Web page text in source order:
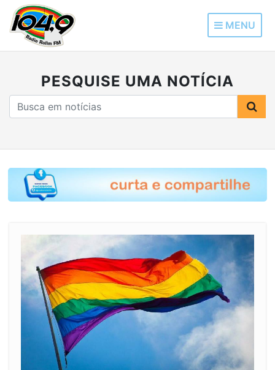
MENU
PESQUISE UMA NOTÍCIA